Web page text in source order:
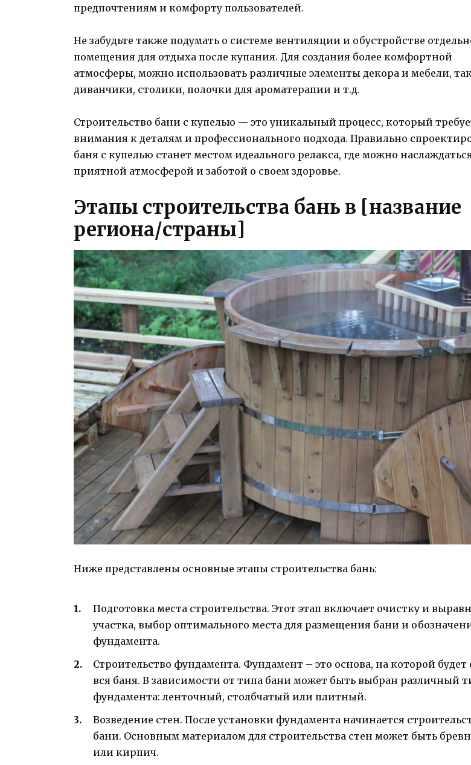
предпочтениям и комфорту пользователей.
Не забудьте также подумать о системе вентиляции и обустройстве
помещения для отдыха после купания. Для создания более комфортной
атмосферы, можно использовать различные элементы декора и мебели,
диванчики, столики, полочки для ароматерапии и т.д.
Строительство бани с купелью — это уникальный процесс, который
внимания к деталям и профессионального подхода. Правильно
баня с купелью станет местом идеального релакса, где можно
приятной атмосферой и заботой о своем здоровье.
Этапы строительства бань в [название
региона/страны]
Ниже представлены основные этапы строительства бань:
Подготовка места строительства. Этот этап включает очистку и
участка, выбор оптимального места для размещения бани и
фундамента.
Строительство фундамента. Фундамент – это основа, на которой будет
вся баня. В зависимости от типа бани может быть выбран различный
фундамента: ленточный, столбчатый или плитный.
Возведение стен. После установки фундамента начинается
бани. Основным материалом для строительства стен может быть
или кирпич.